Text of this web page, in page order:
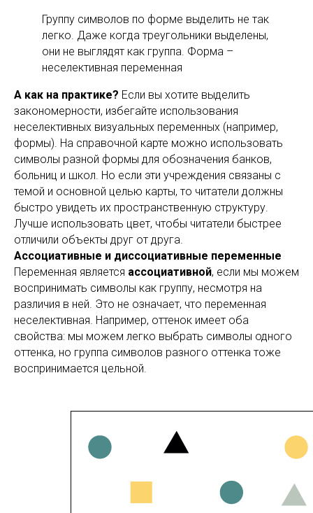
Группу символов по форме выделить не так
легко. Даже когда треугольники выделены,
они не выглядят как группа. Форма –
неселективная переменная
А как на практике? Если вы хотите выделить
закономерности, избегайте использования
неселективных визуальных переменных (например,
формы). На справочной карте можно использовать
символы разной формы для обозначения банков,
больниц и школ. Но если эти учреждения связаны с
темой и основной целью карты, то читатели должны
быстро увидеть их пространственную структуру.
Лучше использовать цвет, чтобы читатели быстрее
отличили объекты друг от друга.
Ассоциативные и диссоциативные переменные
Переменная является ассоциативной, если мы можем
воспринимать символы как группу, несмотря на
различия в ней. Это не означает, что переменная
неселективная. Например, оттенок имеет оба
свойства: мы можем легко выбрать символы одного
оттенка, но группа символов разного оттенка тоже
воспринимается цельной.